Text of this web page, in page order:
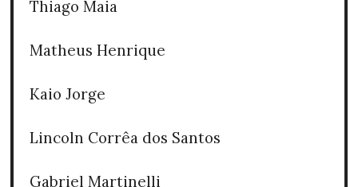
Thiago Maia
Matheus Henrique
Kaio Jorge
Lincoln Corrêa dos Santos
Gabriel Martinelli